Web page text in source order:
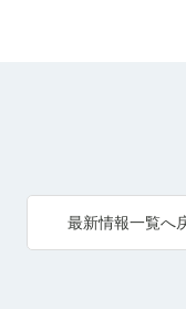
最新情報一覧へ